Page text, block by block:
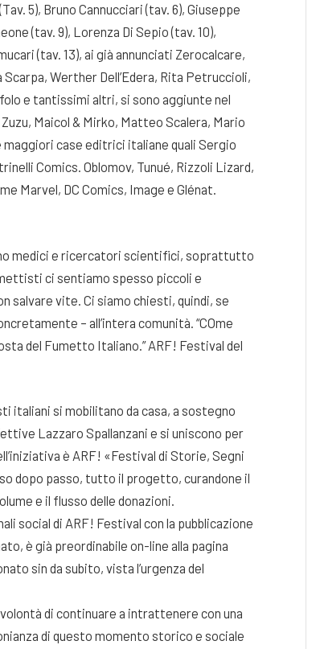
5), Bruno Cannucciari (tav. 6), Giuseppe
(tav. 9), Lorenza Di Sepio (tav. 10),
(tav. 13), ai già annunciati Zerocalcare,
Werther Dell’Edera, Rita Petruccioli,
e tantissimi altri, si sono aggiunte nel
Maicol & Mirko, Matteo Scalera, Mario
case editrici italiane quali Sergio
Comics. Oblomov, Tunué, Rizzoli Lizard,
Marvel, DC Comics, Image e Glénat.
medici e ricercatori scientifici, soprattutto
ci sentiamo spesso piccoli e
salvare vite. Ci siamo chiesti, quindi, se
– all’intera comunità. “COme
del Fumetto Italiano.” ARF! Festival del
italiani si mobilitano da casa, a sostegno
Lazzaro Spallanzani e si uniscono per
è ARF! «Festival di Storie, Segni
dopo passo, tutto il progetto, curandone il
e il flusso delle donazioni.
social di ARF! Festival con la pubblicazione
è già preordinabile on-line alla pagina
sin da subito, vista l’urgenza del
di continuare a intrattenere con una
di questo momento storico e sociale